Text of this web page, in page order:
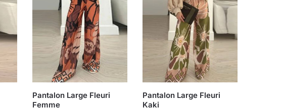
Pantalon Large Fleuri
Femme
Pantalon Large Fleuri
Kaki